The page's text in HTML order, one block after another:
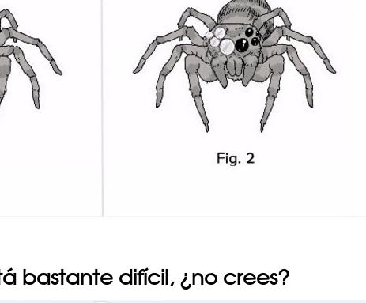
bastante difícil, ¿no crees?